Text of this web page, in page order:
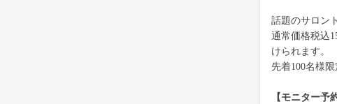
話題のサロン
通常価格税込
けられます。
先着100名様
【モニター予